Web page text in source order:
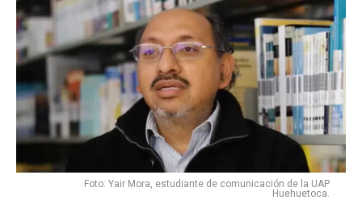
Foto: Yair Mora, estudiante de comunicación de la UAP
Huehuetoca.